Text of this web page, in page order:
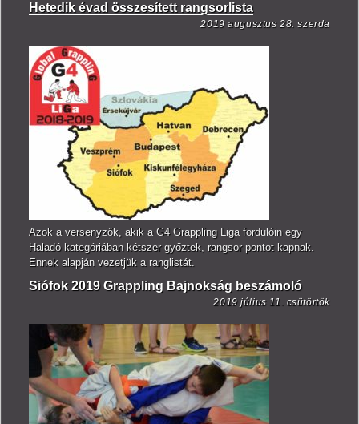
Hetedik évad összesített rangsorlista
2019 augusztus 28. szerda
Azok a versenyzők, akik a G4 Grappling Liga fordulóin egy
Haladó kategóriában kétszer győztek, rangsor pontot kapnak.
Ennek alapján vezetjük a ranglistát.
Siófok 2019 Grappling Bajnokság beszámoló
2019 július 11. csütörtök